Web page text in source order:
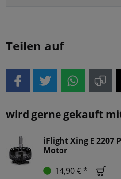
Teilen auf
wird gerne gekauft
iFlight Xing E 2207
Motor
14,90 € *